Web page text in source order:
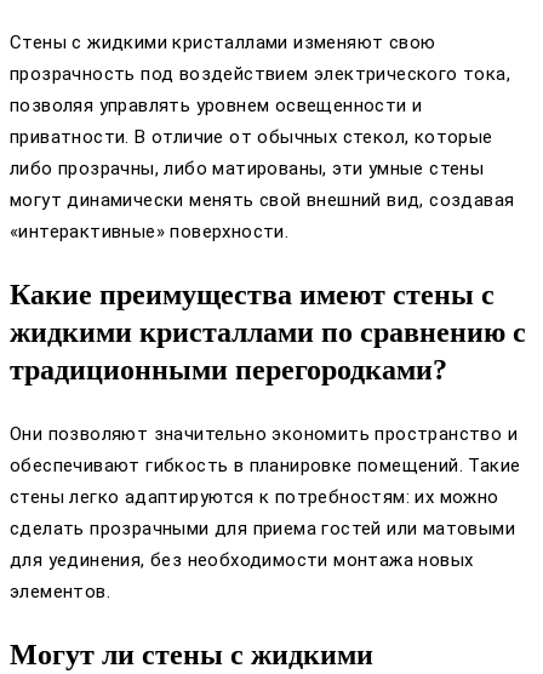
Стены с жидкими кристаллами изменяют свою
прозрачность под воздействием электрического тока,
позволяя управлять уровнем освещенности и
приватности. В отличие от обычных стекол, которые
либо прозрачны, либо матированы, эти умные стены
могут динамически менять свой внешний вид, создавая
«интерактивные» поверхности.
Какие преимущества имеют стены с
жидкими кристаллами по сравнению с
традиционными перегородками?
Они позволяют значительно экономить пространство и
обеспечивают гибкость в планировке помещений. Такие
стены легко адаптируются к потребностям: их можно
сделать прозрачными для приема гостей или матовыми
для уединения, без необходимости монтажа новых
элементов.
Могут ли стены с жидкими